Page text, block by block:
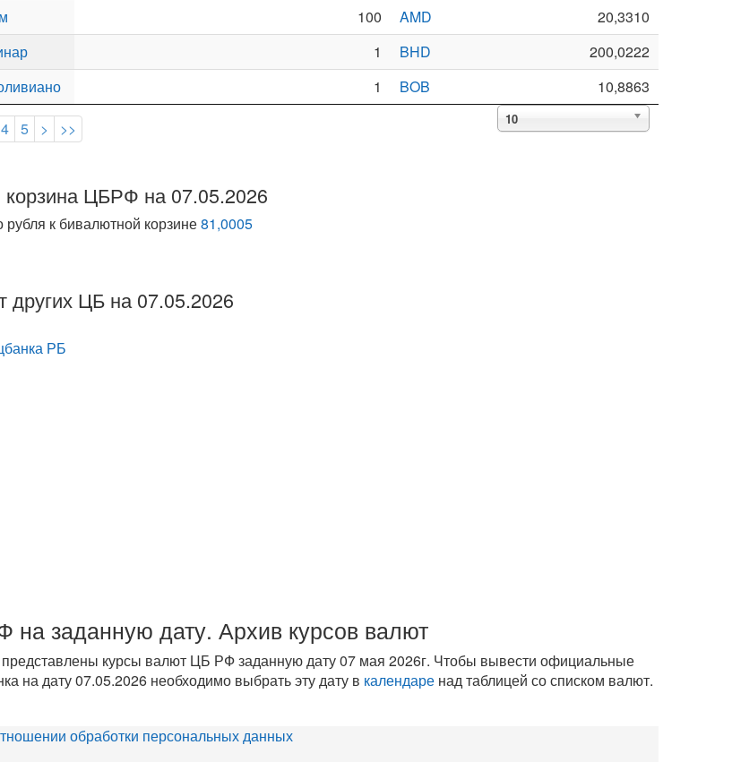
100 AMD
20,3310
1 BHD
200,0222
1 BOB 10,8863
4 5 > >> 10
ЦБРФ на 07.05.2026
рубля к бивалютной корзине81,0005
других ЦБ на 07.05.2026
РБ
на заданную дату. Архив курсов валют
курсы валют ЦБ РФ заданную дату 07 мая 2026г. Чтобы вывести официальные
на дату 07.05.2026 необходимо выбрать эту дату в календаре над таблицей со списком валют.
обработки персональных данных